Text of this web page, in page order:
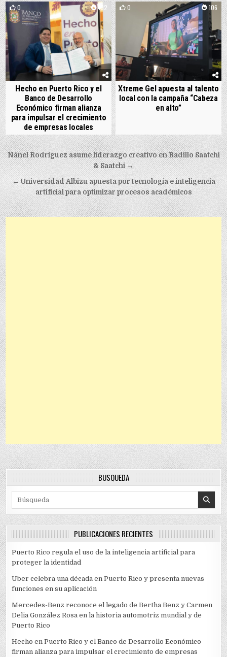
0 102
Hecho en Puerto Rico y el
Banco de Desarrollo
Económico firman alianza
para impulsar el crecimiento
de empresas locales
0 106
Xtreme Gel apuesta al talento
local con la campaña “Cabeza
en alto”
Post navigation
Nánel Rodríguez asume liderazgo creativo en Badillo Saatchi
& Saatchi →
← Universidad Albizu apuesta por tecnología e inteligencia
artificial para optimizar procesos académicos
BÚSQUEDA
PUBLICACIONES RECIENTES
Puerto Rico regula el uso de la inteligencia artificial para
proteger la identidad
Uber celebra una década en Puerto Rico y presenta nuevas
funciones en su aplicación
Mercedes-Benz reconoce el legado de Bertha Benz y Carmen
Delia González Rosa en la historia automotriz mundial y de
Puerto Rico
Hecho en Puerto Rico y el Banco de Desarrollo Económico
firman alianza para impulsar el crecimiento de empresas